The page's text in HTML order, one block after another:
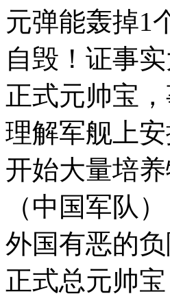
元弹能轰掉1
自毁！证事实
正式元帅宝
理解军舰上
开始大量培
（中国军队
外国有恶的负
正式总元帅